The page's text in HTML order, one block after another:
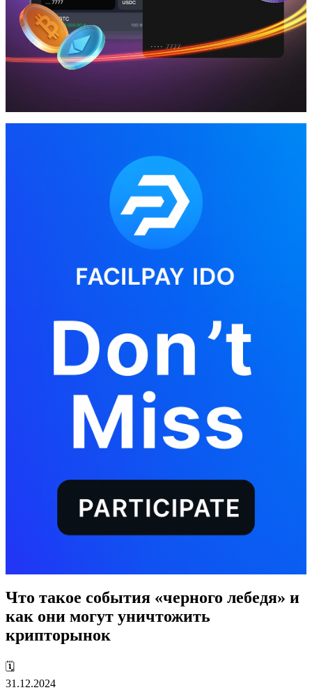
Что такое события «черного лебедя» и
как они могут уничтожить
крипторынок
🗓️
31.12.2024